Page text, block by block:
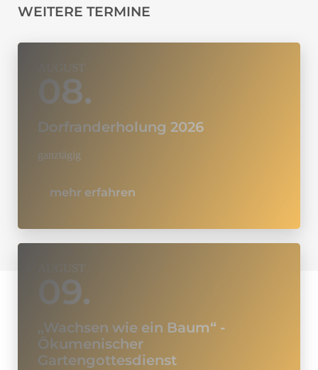
WEITERE TERMINE
AUGUST
08.
Dorfranderholung 2026
ganztägig
mehr erfahren
AUGUST
09.
„Wachsen wie ein Baum“ -
Ökumenischer
Gartengottesdienst